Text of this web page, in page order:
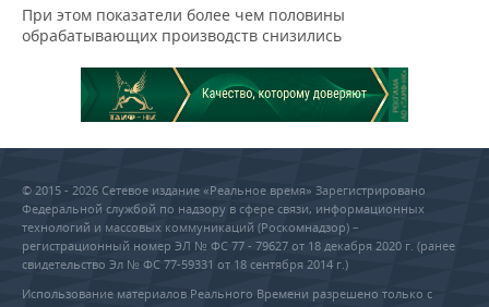
При этом показатели более чем половины
обрабатывающих производств снизились
© 2015 - 2026 Сетевое издание «Реальное время» Зарегистрировано
Федеральной службой по надзору в сфере связи, информационных
технологий и массовых коммуникаций (Роскомнадзор) –
регистрационный номер ЭЛ № ФС 77 - 79627 от 18 декабря 2020 г. (ранее
свидетельство Эл № ФС 77-59331 от 18 сентября 2014 г.)
Использование материалов Реального Времени разрешено только с